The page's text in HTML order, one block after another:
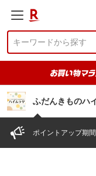
ふだんきものハ
ポイントアップ期